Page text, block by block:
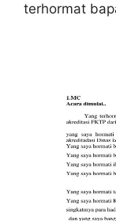
terhormat